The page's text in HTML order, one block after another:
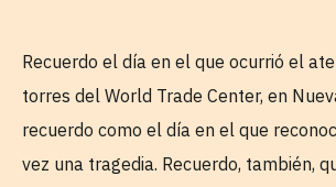
Recuerdo el día en el que ocurrió el
torres del World Trade Center, en
recuerdo como el día en el que
vez una tragedia. Recuerdo, también,